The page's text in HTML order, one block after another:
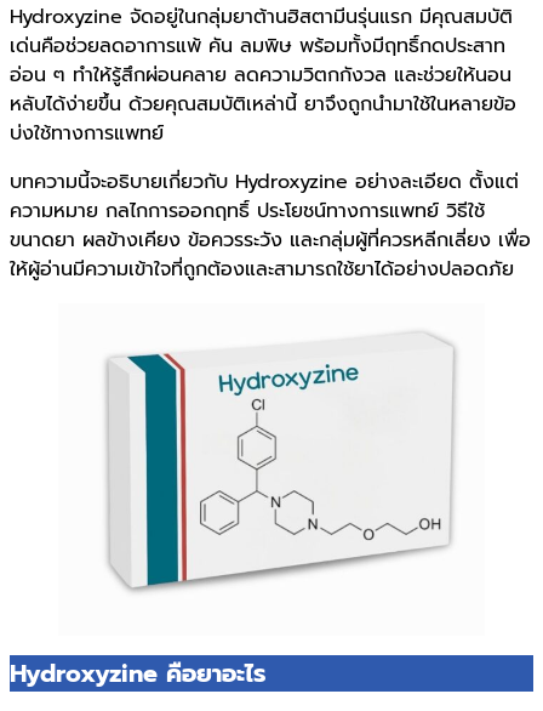
Hydroxyzine จัดอยู่ในกลุ่มยาต้านฮิสตามีนรุ่นแรก มีคุณสมบัติ
เด่นคือช่วยลดอาการแพ้ คัน ลมพิษ พร้อมทั้งมีฤทธิ์กดประสาท
อ่อน ๆ ทำให้รู้สึกผ่อนคลาย ลดความวิตกกังวล และช่วยให้นอน
หลับได้ง่ายขึ้น ด้วยคุณสมบัติเหล่านี้ ยาจึงถูกนำมาใช้ในหลายข้อ
บ่งใช้ทางการแพทย์
บทความนี้จะอธิบายเกี่ยวกับ Hydroxyzine อย่างละเอียด ตั้งแต่
ความหมาย กลไกการออกฤทธิ์ ประโยชน์ทางการแพทย์ วิธีใช้
ขนาดยา ผลข้างเคียง ข้อควรระวัง และกลุ่มผู้ที่ควรหลีกเลี่ยง เพื่อ
ให้ผู้อ่านมีความเข้าใจที่ถูกต้องและสามารถใช้ยาได้อย่างปลอดภัย
Hydroxyzine คือยาอะไร